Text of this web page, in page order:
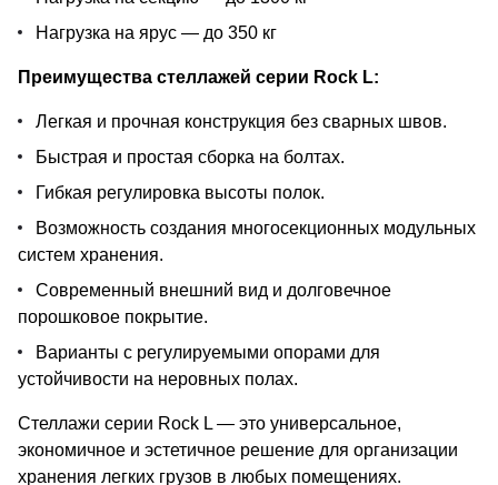
Нагрузка на ярус — до 350 кг
Преимущества стеллажей серии Rock L:
Легкая и прочная конструкция без сварных швов.
Быстрая и простая сборка на болтах.
Гибкая регулировка высоты полок.
Возможность создания многосекционных модульных
систем хранения.
Современный внешний вид и долговечное
порошковое покрытие.
Варианты с регулируемыми опорами для
устойчивости на неровных полах.
Стеллажи серии Rock L — это универсальное,
экономичное и эстетичное решение для организации
хранения легких грузов в любых помещениях.